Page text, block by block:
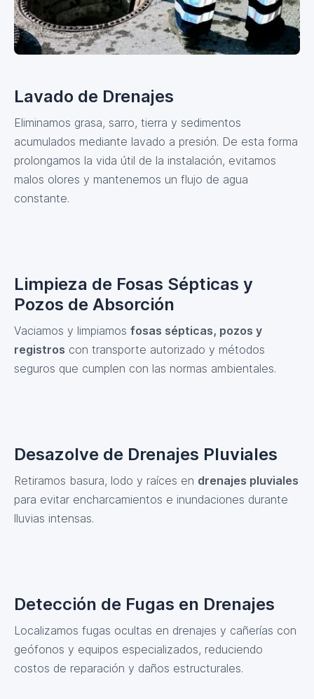
Lavado de Drenajes
Eliminamos grasa, sarro, tierra y sedimentos
acumulados mediante lavado a presión. De esta forma
prolongamos la vida útil de la instalación, evitamos
malos olores y mantenemos un flujo de agua
constante.
Limpieza de Fosas Sépticas y
Pozos de Absorción
Vaciamos y limpiamos fosas sépticas, pozos y
registros con transporte autorizado y métodos
seguros que cumplen con las normas ambientales.
Desazolve de Drenajes Pluviales
Retiramos basura, lodo y raíces en drenajes pluviales
para evitar encharcamientos e inundaciones durante
lluvias intensas.
Detección de Fugas en Drenajes
Localizamos fugas ocultas en drenajes y cañerías con
geófonos y equipos especializados, reduciendo
costos de reparación y daños estructurales.